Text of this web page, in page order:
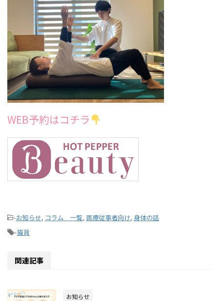
WEB予約はコチラ
-お知らせ, コラム 一覧, 医療従事者向け, 身体の話
-猫背
関連記事
お知らせ